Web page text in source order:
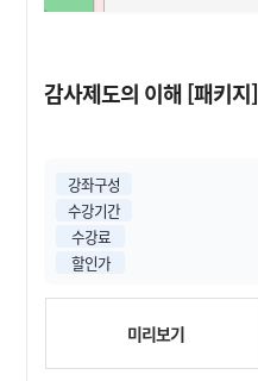
감사제도의 이해 [패키지]
강좌구성
수강기간
수강료
할인가
미리보기